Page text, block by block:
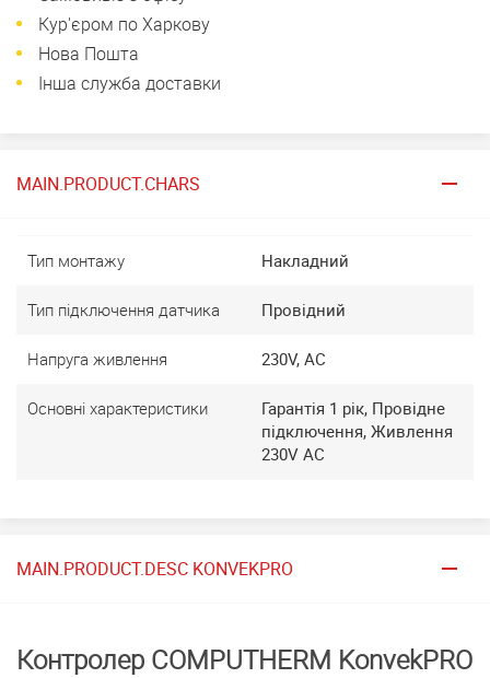
Кур'єром по Харкову
Нова Пошта
Інша служба доставки
MAIN.PRODUCT.CHARS
Тип монтажу Накладний
Тип підключення датчика Провідний
Напруга живлення 230V, AC
Основні характеристики
Гарантія 1 рік, Провідне
підключення, Живлення
230V AC
MAIN.PRODUCT.DESC KONVEKPRO
Контролер COMPUTHERM KonvekPRO